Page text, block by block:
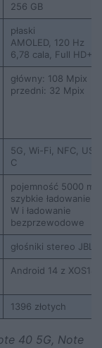
256 GB
płaski
AMOLED, 120 Hz
6,78 cala, Full HD+
główny: 108 Mpix
przedni: 32 Mpix
5G, Wi-Fi, NFC,
C
pojemność 5000
szybkie ładowanie
W i ładowanie
bezprzewodowe
głośniki stereo JBL
Android 14 z XOS14
1396 złotych
40 5G, Note